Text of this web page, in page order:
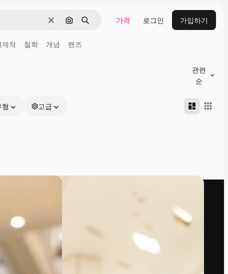
지우기이미지로 검색
검색 가격 로그인 가입하기
제적 철학 개념 렌즈
관련
순
고급
가격
회사 소개
Reviews
YouTube